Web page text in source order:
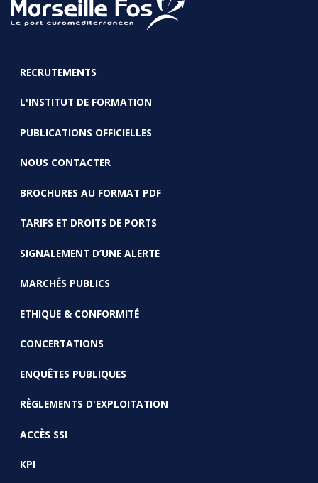
FOOTER
RECRUTEMENTS
L'INSTITUT DE FORMATION
PUBLICATIONS OFFICIELLES
NOUS CONTACTER
BROCHURES AU FORMAT PDF
TARIFS ET DROITS DE PORTS
SIGNALEMENT D’UNE ALERTE
MARCHÉS PUBLICS
ETHIQUE & CONFORMITÉ
CONCERTATIONS
ENQUÊTES PUBLIQUES
RÈGLEMENTS D'EXPLOITATION
ACCÈS SSI
KPI